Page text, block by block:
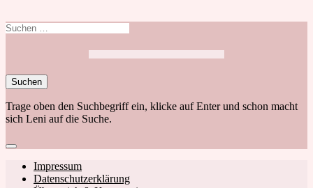
Suchen
Trage oben den Suchbegriff ein, klicke auf Enter und schon macht
sich Leni auf die Suche.
Close
search
FooterImpressum
Datenschutzerklärung